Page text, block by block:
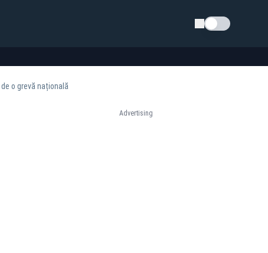
Schimba tema
o grevă națională
Advertising